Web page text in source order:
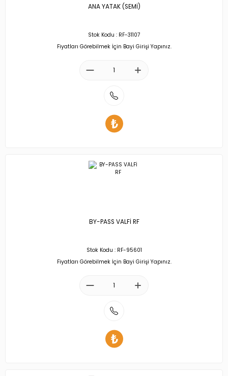
ANA YATAK (SEMİ)
Stok Kodu : RF-31107
Fiyatları Görebilmek İçin Bayi Girişi Yapınız.
BY-PASS VALFİ RF
Stok Kodu : RF-95601
Fiyatları Görebilmek İçin Bayi Girişi Yapınız.